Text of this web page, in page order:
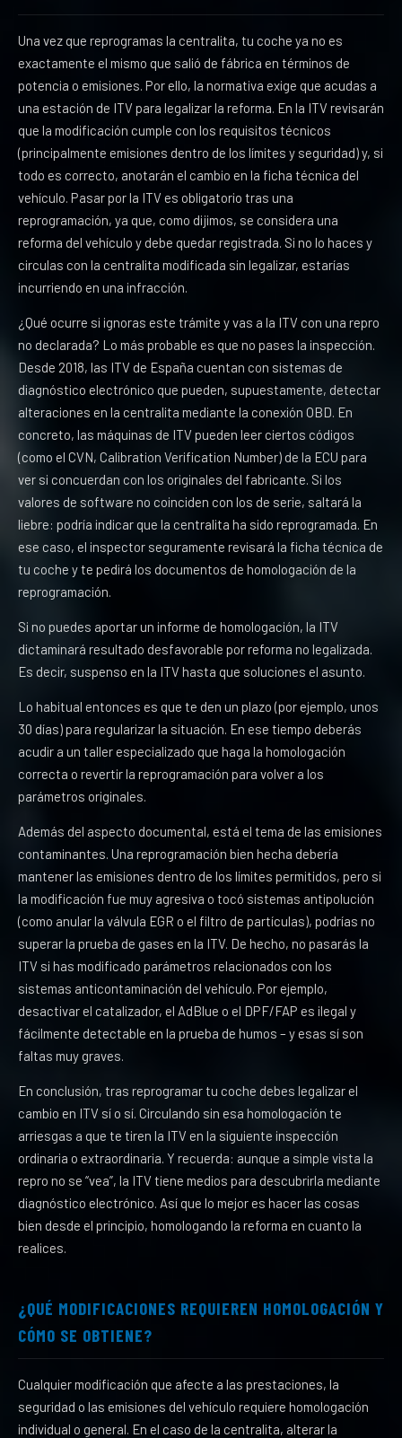
Una vez que reprogramas la centralita, tu coche ya no es
exactamente el mismo que salió de fábrica en términos de
potencia o emisiones. Por ello, la normativa exige que acudas a
una estación de ITV para legalizar la reforma. En la ITV revisarán
que la modificación cumple con los requisitos técnicos
(principalmente emisiones dentro de los límites y seguridad) y, si
todo es correcto, anotarán el cambio en la ficha técnica del
vehículo. Pasar por la ITV es obligatorio tras una
reprogramación, ya que, como dijimos, se considera una
reforma del vehículo y debe quedar registrada. Si no lo haces y
circulas con la centralita modificada sin legalizar, estarías
incurriendo en una infracción.
¿Qué ocurre si ignoras este trámite y vas a la ITV con una repro
no declarada? Lo más probable es que no pases la inspección.
Desde 2018, las ITV de España cuentan con sistemas de
diagnóstico electrónico que pueden, supuestamente, detectar
alteraciones en la centralita mediante la conexión OBD. En
concreto, las máquinas de ITV pueden leer ciertos códigos
(como el CVN, Calibration Verification Number) de la ECU para
ver si concuerdan con los originales del fabricante. Si los
valores de software no coinciden con los de serie, saltará la
liebre: podría indicar que la centralita ha sido reprogramada. En
ese caso, el inspector seguramente revisará la ficha técnica de
tu coche y te pedirá los documentos de homologación de la
reprogramación.
Si no puedes aportar un informe de homologación, la ITV
dictaminará resultado desfavorable por reforma no legalizada.
Es decir, suspenso en la ITV hasta que soluciones el asunto.
Lo habitual entonces es que te den un plazo (por ejemplo, unos
30 días) para regularizar la situación. En ese tiempo deberás
acudir a un taller especializado que haga la homologación
correcta o revertir la reprogramación para volver a los
parámetros originales.
Además del aspecto documental, está el tema de las emisiones
contaminantes. Una reprogramación bien hecha debería
mantener las emisiones dentro de los límites permitidos, pero si
la modificación fue muy agresiva o tocó sistemas antipolución
(como anular la válvula EGR o el filtro de partículas), podrías no
superar la prueba de gases en la ITV. De hecho, no pasarás la
ITV si has modificado parámetros relacionados con los
sistemas anticontaminación del vehículo. Por ejemplo,
desactivar el catalizador, el AdBlue o el DPF/FAP es ilegal y
fácilmente detectable en la prueba de humos – y esas sí son
faltas muy graves.
En conclusión, tras reprogramar tu coche debes legalizar el
cambio en ITV sí o sí. Circulando sin esa homologación te
arriesgas a que te tiren la ITV en la siguiente inspección
ordinaria o extraordinaria. Y recuerda: aunque a simple vista la
repro no se “vea”, la ITV tiene medios para descubrirla mediante
diagnóstico electrónico. Así que lo mejor es hacer las cosas
bien desde el principio, homologando la reforma en cuanto la
realices.
¿QUÉ MODIFICACIONES REQUIEREN HOMOLOGACIÓN Y
CÓMO SE OBTIENE?
Cualquier modificación que afecte a las prestaciones, la
seguridad o las emisiones del vehículo requiere homologación
individual o general. En el caso de la centralita, alterar la